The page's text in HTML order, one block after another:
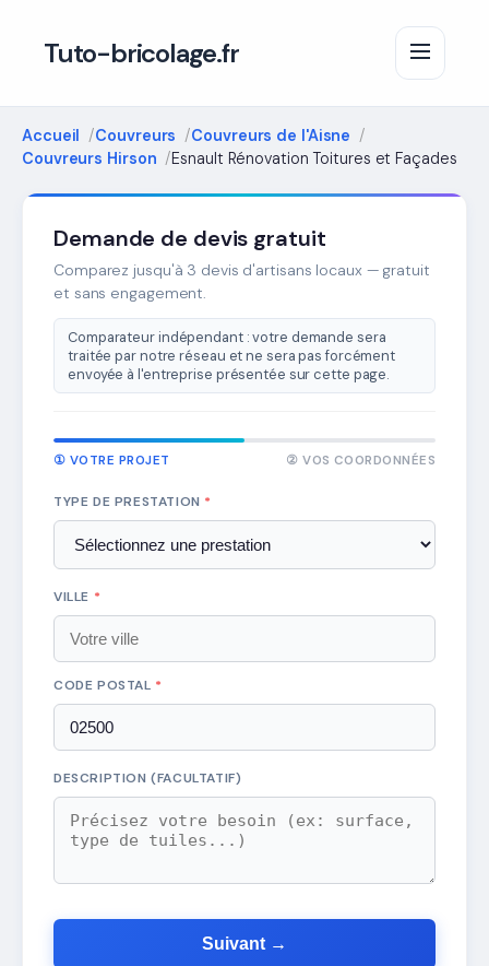
Tuto-bricolage.fr
Accueil Couvreurs
Couvreurs de l'Aisne
Couvreurs Hirson
Esnault Rénovation Toitures et Façades
Demande de devis gratuit
Comparez jusqu'à 3 devis d'artisans locaux — gratuit
et sans engagement.
Comparateur indépendant : votre demande sera
traitée par notre réseau et ne sera pas forcément
envoyée à l'entreprise présentée sur cette page.
① VOTRE PROJET ② VOS COORDONNÉES
TYPE DE PRESTATION *
VILLE *
CODE POSTAL *
DESCRIPTION (FACULTATIF)
Suivant →